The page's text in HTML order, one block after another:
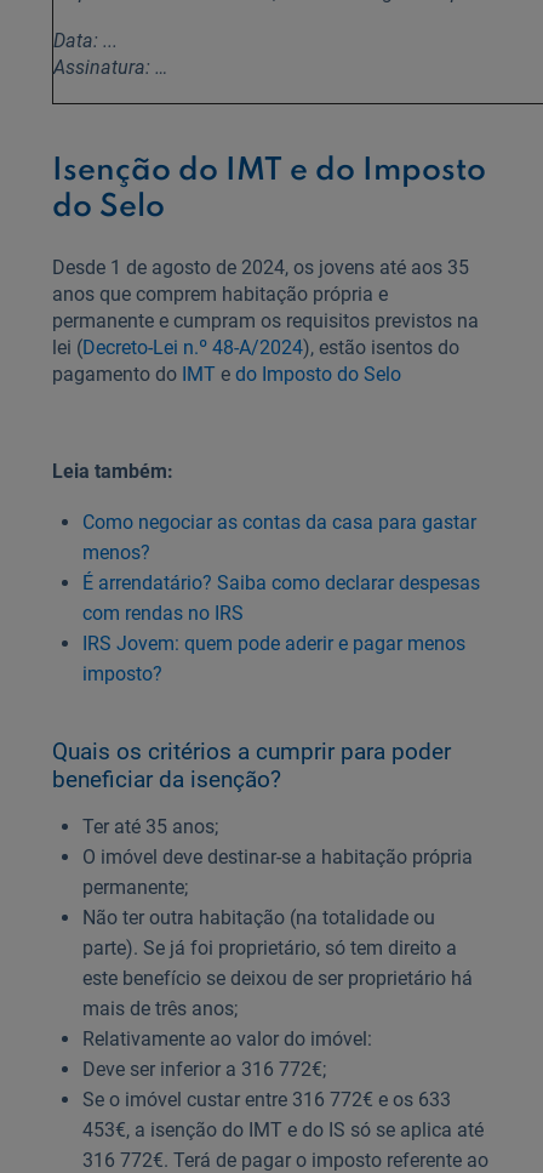
Data: ...
Assinatura: …
Isenção do IMT e do Imposto
do Selo
Desde 1 de agosto de 2024, os jovens até aos 35
anos que comprem habitação própria e
permanente e cumpram os requisitos previstos na
lei (Decreto-Lei n.º 48-A/2024), estão isentos do
pagamento do IMTe do Imposto do Selo
Leia também:
Como negociar as contas da casa para gastar
menos?
É arrendatário? Saiba como declarar despesas
com rendas no IRS
IRS Jovem: quem pode aderir e pagar menos
imposto?
Quais os critérios a cumprir para poder
beneficiar da isenção?
Ter até 35 anos;
O imóvel deve destinar-se a habitação própria
permanente;
Não ter outra habitação (na totalidade ou
parte). Se já foi proprietário, só tem direito a
este benefício se deixou de ser proprietário há
mais de três anos;
Relativamente ao valor do imóvel:
Deve ser inferior a 316 772€;
Se o imóvel custar entre 316 772€ e os 633
453€, a isenção do IMT e do IS só se aplica até
316 772€. Terá de pagar o imposto referente ao